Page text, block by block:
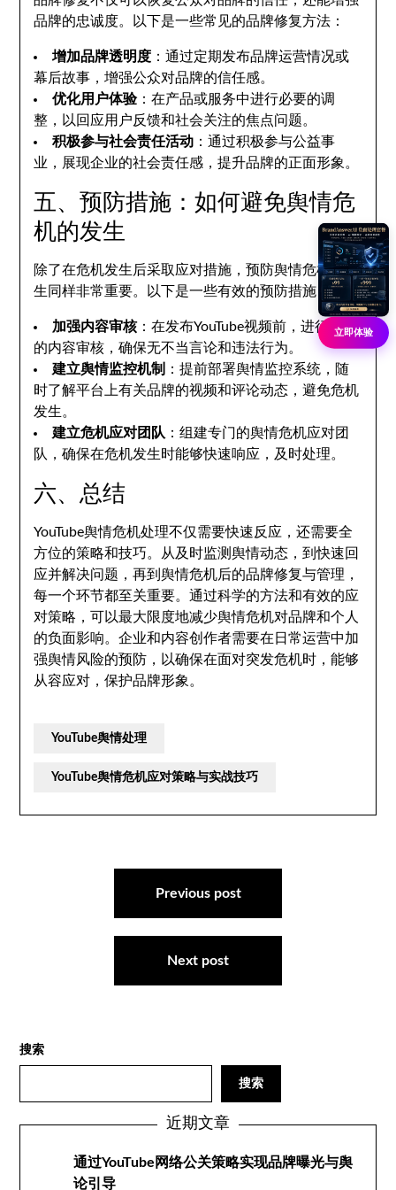
品牌的忠诚度。以下是一些常见的品牌修复方法：
增加品牌透明度 ：通过定期发布品牌运营情况或
幕后故事，增强公众对品牌的信任感。
优化用户体验：在产品或服务中进行必要的调
整，以回应用户反馈和社会关注的焦点问题。
积极参与社会责任活动 ：通过积极参与公益事
业，展现企业的社会责任感，提升品牌的正面形象。
五、预防措施：如何避免舆情危
机的发生
除了在危机发生后采取应对措施，预防舆情危机的发
生同样非常重要。以下是一些有效的预防措施：
加强内容审核：在发布YouTube视频前，进行严格
的内容审核，确保无不当言论和违法行为。
建立舆情监控机制
：提前部署舆情监控系统，随
时了解平台上有关品牌的视频和评论动态，避免危机
发生。
建立危机应对团队 ：组建专门的舆情危机应对团
队，确保在危机发生时能够快速响应，及时处理。
六、总结
YouTube舆情危机处理不仅需要快速反应，还需要全
方位的策略和技巧。从及时监测舆情动态，到快速回
应并解决问题，再到舆情危机后的品牌修复与管理，
每一个环节都至关重要。通过科学的方法和有效的应
对策略，可以最大限度地减少舆情危机对品牌和个人
的负面影响。企业和内容创作者需要在日常运营中加
强舆情风险的预防，以确保在面对突发危机时，能够
从容应对，保护品牌形象。
YouTube舆情处理
YouTube舆情危机应对策略与实战技巧
Previous post
Next post
搜索
搜索
近期文章
通过YouTube网络公关策略实现品牌曝光与舆
论引导
立即体验